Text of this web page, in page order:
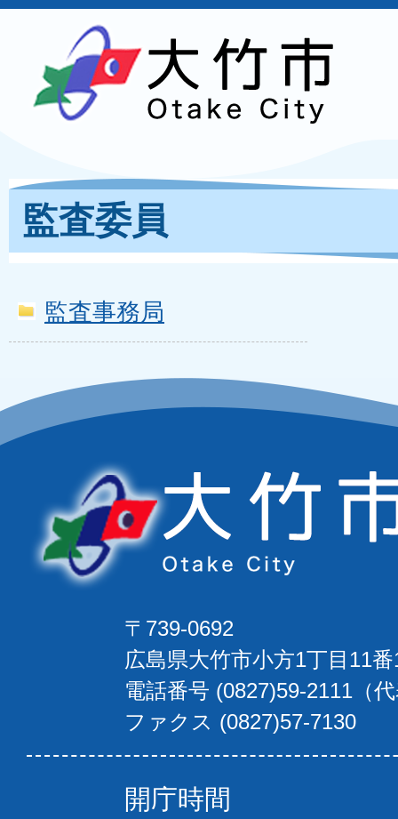
監査委員
監査事務局
〒739-0692
広島県大竹市小方1丁目11
電話番号 (0827)59-2111（
ファクス (0827)57-7130
開庁時間